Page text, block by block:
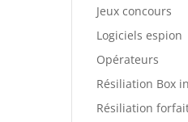
Jeux concours
Logiciels espion
Opérateurs
Résiliation Box
Résiliation